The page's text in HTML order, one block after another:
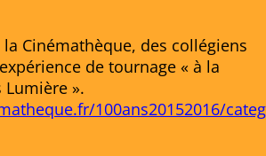
Cinémathèque, des collégiens
de tournage « à la
».
100ans20152016/